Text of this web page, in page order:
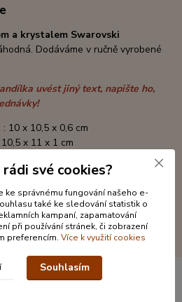
a krystalem Swarovski
Dodáváme v ručně vyrobené
uvést jiný text, napište ho,
: 10 x 10,5 x 0,6 cm
x 11 x 1 cm
své cookies?
ke správnému fungování našeho e-
také ke sledování statistik o
kampaní, zapamatování
při používání stránek, či zobrazení
preferencím. Více k využití cookies
Souhlasím